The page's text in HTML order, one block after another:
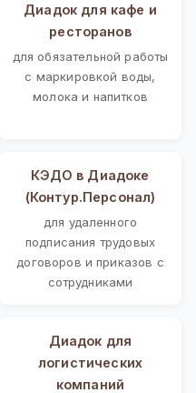
Диадок для кафе и
ресторанов
для обязательной работы
с маркировкой воды,
молока и напитков
КЭДО в Диадоке
(Контур.Персонал)
для удаленного
подписания трудовых
договоров и приказов с
сотрудниками
Диадок для
логистических
компаний